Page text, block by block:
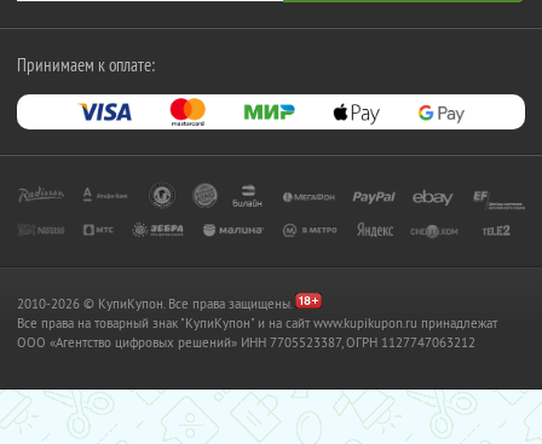
Принимаем к оплате:
2010-2026 © КупиКупон. Все права защищены.
Все права на товарный знак "КупиКупон" и на сайт www.kupikupon.ru принадлежат
OOO «Агентство цифровых решений» ИНН 7705523387, ОГРН 1127747063212